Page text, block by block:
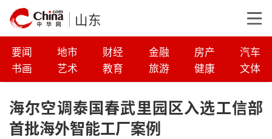
山东
要闻 地市 财经 金融 房产
汽车
书画
艺术 教育 旅游 健康 文体
海尔空调泰国春武里园区入选工信部
首批海外智能工厂案例